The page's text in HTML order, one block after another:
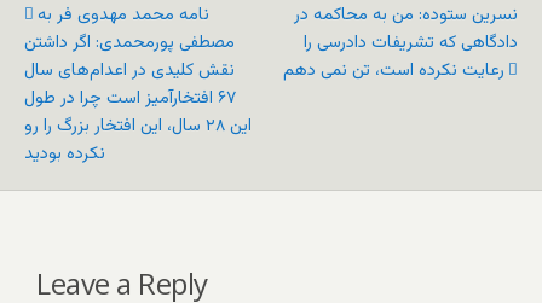
نامه‌ محمد مهدوی فر به
مصطفی پورمحمدی: اگر داشتن
نقش کلیدی در اعدام‌های سال
۶۷ افتخارآمیز است چرا در طول
این ۲۸ سال، این افتخار بزرگ را رو
نکرده بودید
نسرین ستوده: من به محاکمه در
دادگاهی که تشریفات دادرسی را
رعایت نکرده است، تن نمی دهم
Leave a Reply